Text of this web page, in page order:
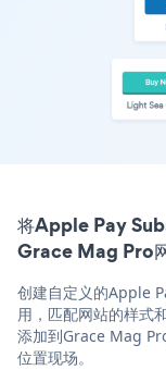
将Apple Pay
Grace Mag Pro
创建自定义的Apple
用，匹配网站的样
添加到Grace Mag
位置现场。